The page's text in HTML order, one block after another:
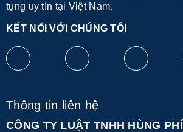
tụng uy tín tại Việt Nam.
KẾT NỐI VỚI CHÚNG TÔI
Thông tin liên hệ
CÔNG TY LUẬT TNHH HÙNG PHÍ